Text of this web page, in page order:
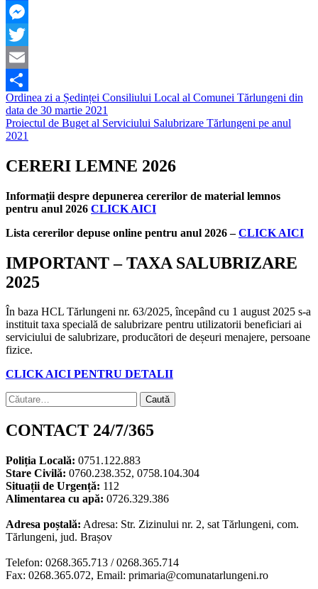
Facebook
Messenger
Twitter
Email
Partajează
Navigare
în
articole
Ordinea zi a Ședinței Consiliului Local al Comunei Tărlungeni din
data de 30 martie 2021
Proiectul de Buget al Serviciului Salubrizare Tărlungeni pe anul
2021
CERERI LEMNE 2026
Informații despre depunerea cererilor de material lemnos
pentru anul 2026 CLICK AICI
Lista cererilor depuse online pentru anul 2026 –CLICK AICI
IMPORTANT – TAXA SALUBRIZARE
2025
În baza HCL Tărlungeni nr. 63/2025, începând cu 1 august 2025 s-a
instituit taxa specială de salubrizare pentru utilizatorii beneficiari ai
serviciului de salubrizare, producători de deșeuri menajere, persoane
fizice.
CLICK AICI PENTRU DETALII
Caută
după:
CONTACT 24/7/365
Poliția Locală: 0751.122.883
Stare Civilă: 0760.238.352, 0758.104.304
Situații de Urgență: 112
Alimentarea cu apă: 0726.329.386
Adresa poștală: Adresa: Str. Zizinului nr. 2, sat Tărlungeni, com.
Tărlungeni, jud. Brașov
Telefon: 0268.365.713 / 0268.365.714
Fax: 0268.365.072, Email: primaria@comunatarlungeni.ro